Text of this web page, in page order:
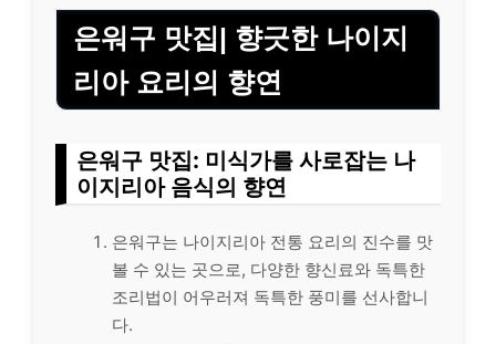
은워구 맛집| 향긋한 나이지
리아 요리의 향연
은워구 맛집: 미식가를 사로잡는 나
이지리아 음식의 향연
은워구는 나이지리아 전통 요리의 진수를 맛
볼 수 있는 곳으로, 다양한 향신료와 독특한
조리법이 어우러져 독특한 풍미를 선사합니
다.